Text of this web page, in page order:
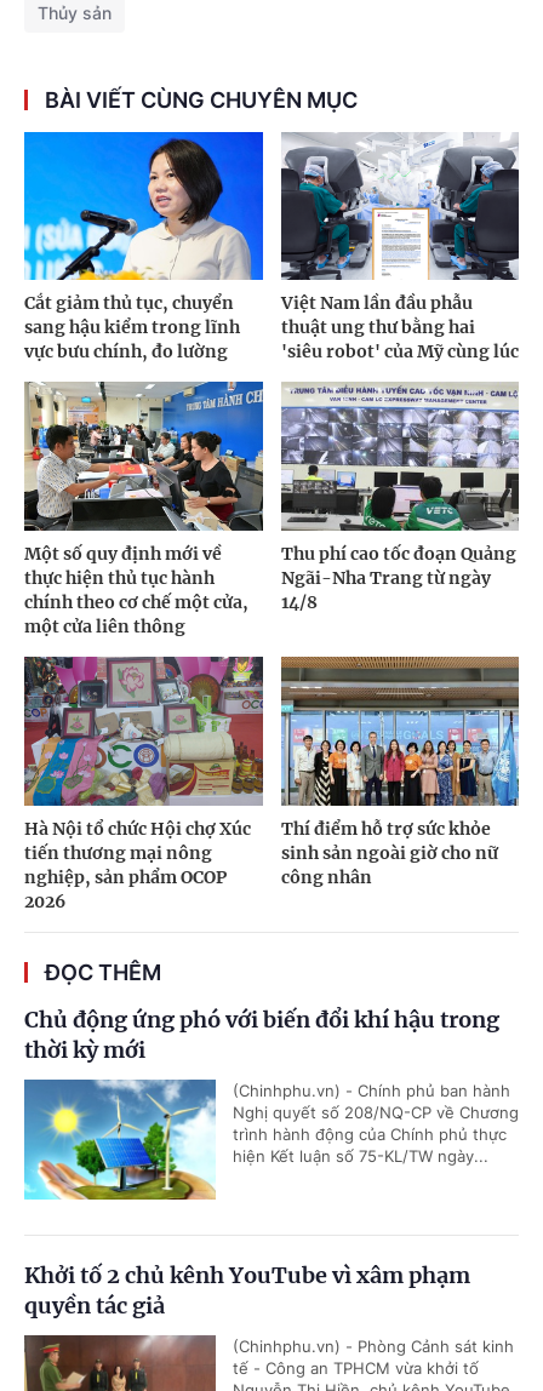
Thủy sản
BÀI VIẾT CÙNG CHUYÊN MỤC
Cắt giảm thủ tục, chuyển
sang hậu kiểm trong lĩnh
vực bưu chính, đo lường
Việt Nam lần đầu phẫu
thuật ung thư bằng hai
'siêu robot' của Mỹ cùng lúc
Một số quy định mới về
thực hiện thủ tục hành
chính theo cơ chế một cửa,
một cửa liên thông
Thu phí cao tốc đoạn Quảng
Ngãi-Nha Trang từ ngày
14/8
Hà Nội tổ chức Hội chợ Xúc
tiến thương mại nông
nghiệp, sản phẩm OCOP
2026
Thí điểm hỗ trợ sức khỏe
sinh sản ngoài giờ cho nữ
công nhân
ĐỌC THÊM
Chủ động ứng phó với biến đổi khí hậu trong
thời kỳ mới
(Chinhphu.vn) - Chính phủ ban hành
Nghị quyết số 208/NQ-CP về Chương
trình hành động của Chính phủ thực
hiện Kết luận số 75-KL/TW ngày...
Khởi tố 2 chủ kênh YouTube vì xâm phạm
quyền tác giả
(Chinhphu.vn) - Phòng Cảnh sát kinh
tế - Công an TPHCM vừa khởi tố